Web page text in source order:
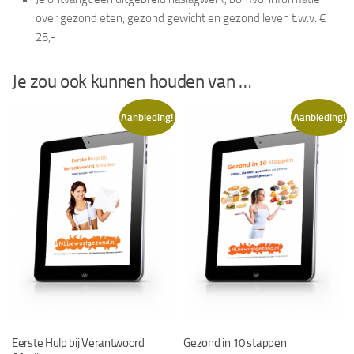
over gezond eten, gezond gewicht en gezond leven t.w.v. €
25,-
Je zou ook kunnen houden van …
Aanbieding!
Eerste Hulp bij Verantwoord
Aanbieding!
Gezond in 10 stappen